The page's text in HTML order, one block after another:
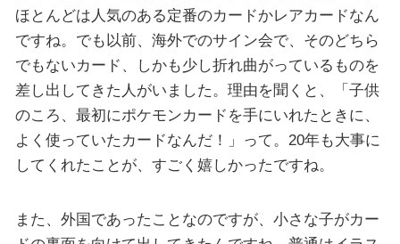
ほとんどは人気のある定番のカードかレアカードなん
ですね。でも以前、海外でのサイン会で、そのどちら
でもないカード、しかも少し折れ曲がっているものを
差し出してきた人がいました。理由を聞くと、「子供
のころ、最初にポケモンカードを手にいれたときに、
よく使っていたカードなんだ！」って。20年も大事に
してくれたことが、すごく嬉しかったですね。
また、外国であったことなのですが、小さな子がカー